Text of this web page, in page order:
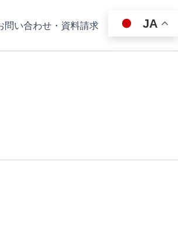
問い合わせ・資料請求 JA